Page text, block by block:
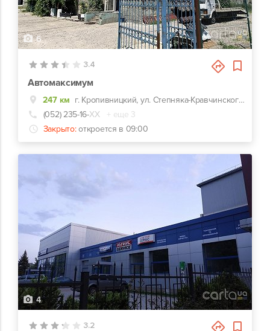
6
3.4
Автомаксимум
247 км
г. Кропивницкий, ул. Степняка-Кравчинского, 2
(052) 235-16-ХХ
+ еще 3
Закрыто: откроется в 09:00
4
3.2